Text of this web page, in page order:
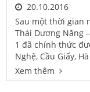
20.10.2016
Sau một thời gian
Thái Dương Năng
1 đã chính thức
Nghệ, Cầu Giấy,
Xem thêm